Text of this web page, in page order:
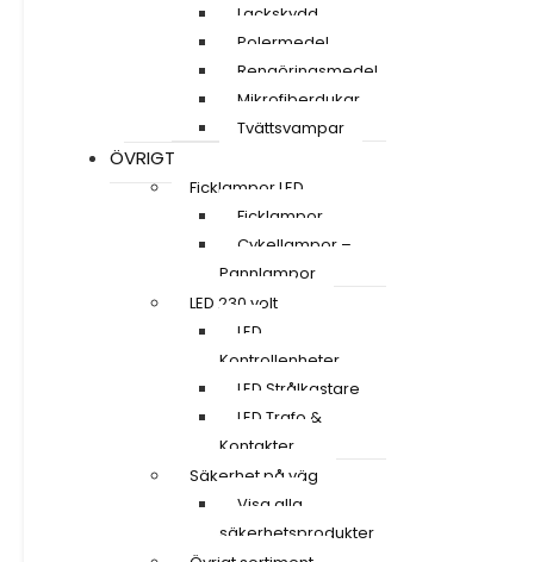
Lackskydd
Polermedel
Rengöringsmedel
Mikrofiberdukar
Tvättsvampar
ÖVRIGT
Ficklampor LED
Ficklampor
Cykellampor –
Pannlampor
LED 230 volt
LED
Kontrollenheter
LED Strålkastare
LED Trafo &
Kontakter
Säkerhet på väg
Visa alla
säkerhetsprodukter